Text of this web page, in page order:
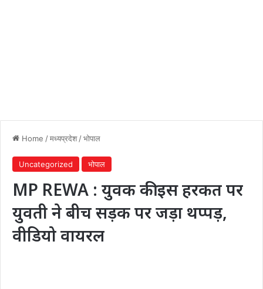
Home /मध्यप्रदेश /भोपाल
Uncategorized भोपाल
MP REWA : युवक की इस हरकत पर
युवती ने बीच सड़क पर जड़ा थप्पड़,
वीडियो वायरल